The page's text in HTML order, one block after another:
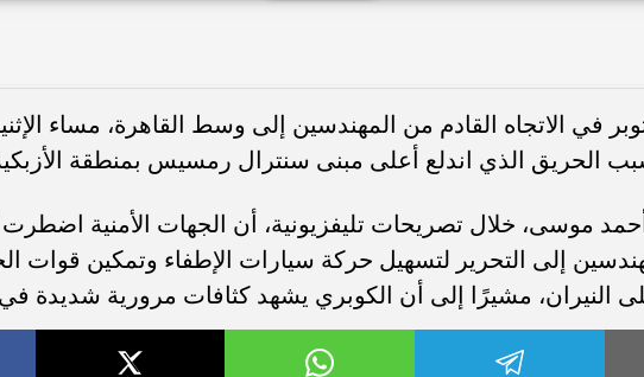
في الاتجاه القادم من المهندسين إلى وسط القاهرة، مساء
الحريق الذي اندلع أعلى مبنى سنترال رمسيس بمنطقة
موسى، خلال تصريحات تليفزيونية، أن الجهات الأمنية اضطرت
إلى التحرير لتسهيل حركة سيارات الإطفاء وتمكين قوات
النيران، مشيرًا إلى أن الكوبري يشهد كثافات مرورية شديدة في